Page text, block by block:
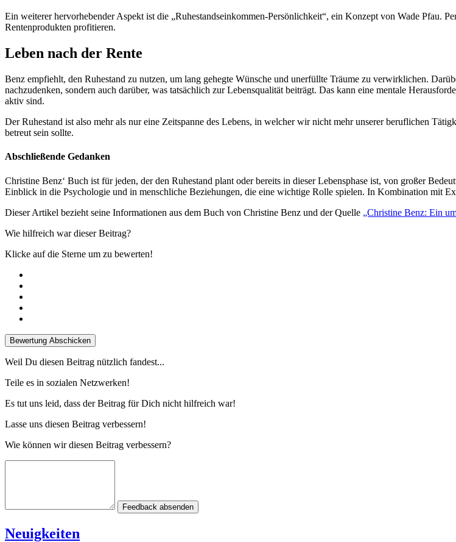
Ein weiterer hervorhebender Aspekt ist die „Ruhestandseinkommen-Persönlichkeit“, ein Konzept von Wade Pfau.
Rentenprodukten profitieren.
Leben nach der Rente
Benz empfiehlt, den Ruhestand zu nutzen, um lang gehegte Wünsche und unerfüllte Träume zu verwirklichen.
nachzudenken, sondern auch darüber, was tatsächlich zur Lebensqualität beiträgt. Das kann eine mentale
aktiv sind.
Der Ruhestand ist also mehr als nur eine Zeitspanne des Lebens, in welcher wir nicht mehr unserer beruflichen
betreut sein sollte.
Abschließende Gedanken
Christine Benz‘ Buch ist für jeden, der den Ruhestand plant oder bereits in dieser Lebensphase ist, von großer
Einblick in die Psychologie und in menschliche Beziehungen, die eine wichtige Rolle spielen. In Kombination mit
Dieser Artikel bezieht seine Informationen aus dem Buch von Christine Benz und der Quelle „Christine Benz: Ein
Wie hilfreich war dieser Beitrag?
Klicke auf die Sterne um zu bewerten!
Bewertung Abschicken
Weil Du diesen Beitrag nützlich fandest...
Teile es in sozialen Netzwerken!
Es tut uns leid, dass der Beitrag für Dich nicht hilfreich war!
Lasse uns diesen Beitrag verbessern!
Wie können wir diesen Beitrag verbessern?
Feedback absenden
Neuigkeiten